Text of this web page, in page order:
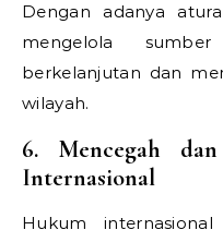
Dengan adanya
mengelola
berkelanjutan dan
wilayah.
6. Mencegah
Internasional
Hukum